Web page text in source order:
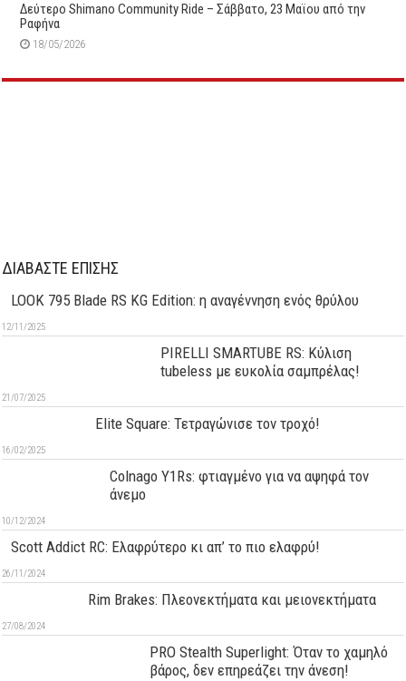
Δεύτερo Shimano Community Ride – Σάββατο, 23 Μαϊου από την
Ραφήνα
18/05/2026
ΔΙΑΒΑΣΤΕ ΕΠΙΣΗΣ
LOOK 795 Blade RS KG Edition: η αναγέννηση ενός θρύλου
12/11/2025
PIRELLI SMARTUBE RS: Κύλιση
tubeless με ευκολία σαμπρέλας!
21/07/2025
Elite Square: Τετραγώνισε τον τροχό!
16/02/2025
Colnago Y1Rs: φτιαγμένο για να αψηφά τον
άνεμο
10/12/2024
Scott Addict RC: Ελαφρύτερο κι απ’ το πιο ελαφρύ!
26/11/2024
Rim Brakes: Πλεονεκτήματα και μειονεκτήματα
27/08/2024
PRO Stealth Superlight: Όταν το χαμηλό
βάρος, δεν επηρεάζει την άνεση!